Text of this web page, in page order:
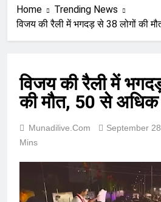
Home
Trending News
विजय की रैली में भगदड़ से 38 लोगों की
विजय की रैली में
की मौत, 50 से
Munadilive.com September
Mins